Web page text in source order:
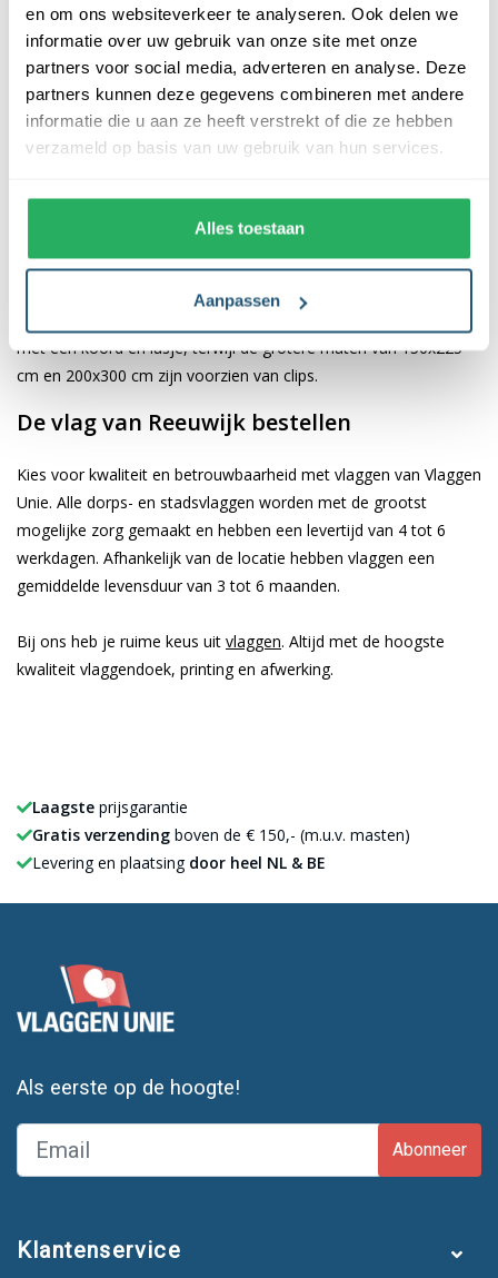
en om ons websiteverkeer te analyseren. Ook delen we
informatie over uw gebruik van onze site met onze
partners voor social media, adverteren en analyse. Deze
partners kunnen deze gegevens combineren met andere
informatie die u aan ze heeft verstrekt of die ze hebben
verzameld op basis van uw gebruik van hun services.
Alles toestaan
Aanpassen
De afwerking van onze vlaggen is van hoge kwaliteit. Ze zijn
voorzien van een sterke kopband en een dubbele stiknaad, wat
bijdraagt aan hun duurzaamheid en stevigheid. Wij bieden de
vlag vanReeuwijk aan in verschillende afmetingen, namelijk
40x60 cm, 70x100 cm, 100x150 cm, 150x225 cm en 200x300
Afhankelijk van de afmetingen die je kiest, worden de vlaggen
voorzien van verschillende bevestigingsmogelijkheden. De
met een koord en lusje, terwijl de grotere maten van 150x225
cm en 200x300 cm zijn voorzien van clips.
De vlag van Reeuwijk bestellen
Kies voor kwaliteit en betrouwbaarheid met vlaggen van Vlaggen
Unie. Alle dorps- en stadsvlaggen worden met de grootst
mogelijke zorg gemaakt en hebben een levertijd van 4 tot 6
werkdagen. Afhankelijk van de locatie hebben vlaggen een
gemiddelde levensduur van 3 tot 6 maanden.
Bij ons heb je ruime keus uit vlaggen. Altijd met de hoogste
kwaliteit vlaggendoek, printing en afwerking.
Laagste prijsgarantie
Gratis verzending boven de € 150,- (m.u.v. masten)
Levering en plaatsing door heel NL & BE
Als eerste op de hoogte!
Abonneer
Klantenservice